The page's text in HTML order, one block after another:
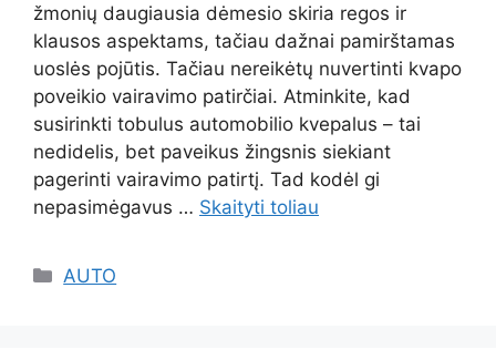
žmonių daugiausia dėmesio skiria regos ir
klausos aspektams, tačiau dažnai pamirštamas
uoslės pojūtis. Tačiau nereikėtų nuvertinti kvapo
poveikio vairavimo patirčiai. Atminkite, kad
susirinkti tobulus automobilio kvepalus – tai
nedidelis, bet paveikus žingsnis siekiant
pagerinti vairavimo patirtį. Tad kodėl gi
nepasimėgavus … Skaityti toliau
Kategorijos
AUTO